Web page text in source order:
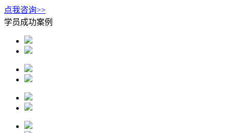
点我咨询>>
学员成功案例